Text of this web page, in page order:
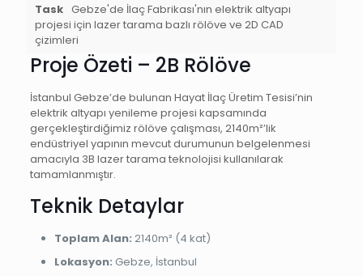
Task Gebze'de İlaç Fabrikası'nın elektrik altyapı
projesi için lazer tarama bazlı rölöve ve 2D CAD
çizimleri
Proje Özeti – 2B Rölöve
İstanbul Gebze’de bulunan Hayat İlaç Üretim Tesisi’nin
elektrik altyapı yenileme projesi kapsamında
gerçekleştirdiğimiz rölöve çalışması, 2140m²’lik
endüstriyel yapının mevcut durumunun belgelenmesi
amacıyla 3B lazer tarama teknolojisi kullanılarak
tamamlanmıştır.
Teknik Detaylar
Toplam Alan: 2140m² (4 kat)
Lokasyon: Gebze, İstanbul